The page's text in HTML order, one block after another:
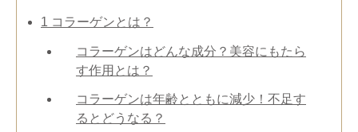
1 コラーゲンとは？
コラーゲンはどんな成分？美容にもたら
す作用とは？
コラーゲンは年齢とともに減少！不足す
るとどうなる？